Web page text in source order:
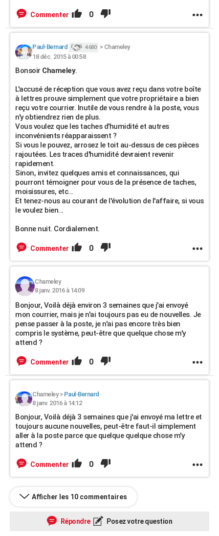
Commenter 0
Paul-Bernard 4 680 > Chameley
18 déc. 2015 à 00:58
Bonsoir Chameley.
L'accusé de réception que vous avez reçu dans votre boîte
à lettres prouve simplement que votre propriétaire a bien
reçu votre courrier. Inutile de vous rendre à la poste, vous
n'y obtiendrez rien de plus.
Vous voulez que les taches d'humidité et autres
inconvénients réapparaissent ?
Si vous le pouvez, arrosez le toit au-dessus de ces pièces
rajoutées. Les traces d'humidité devraient revenir
rapidement.
Sinon, invitez quelques amis et connaissances, qui
pourront témoigner pour vous de la présence de taches,
moisissures, etc...
Et tenez-nous au courant de l'évolution de l'affaire, si vous
le voulez bien...
Bonne nuit. Cordialement.
Commenter 0
Chameley
8 janv. 2016 à 14:09
Bonjour, Voilà déjà environ 3 semaines que j'ai envoyé
mon courrier, mais je n'ai toujours pas eu de nouvelles. Je
pense passer à la poste, je n'ai pas encore très bien
compris le système, peut-être que quelque chose m'y
attend ?
Commenter 0
Chameley> Paul-Bernard
8 janv. 2016 à 14:12
Bonjour, Voilà déjà 3 semaines que j'ai envoyé ma lettre et
toujours aucune nouvelles, peut-être faut-il simplement
aller à la poste parce que quelque quelque chose m'y
attend ?
Commenter 0
Afficher les 10 commentaires
Répondre Posez votre question